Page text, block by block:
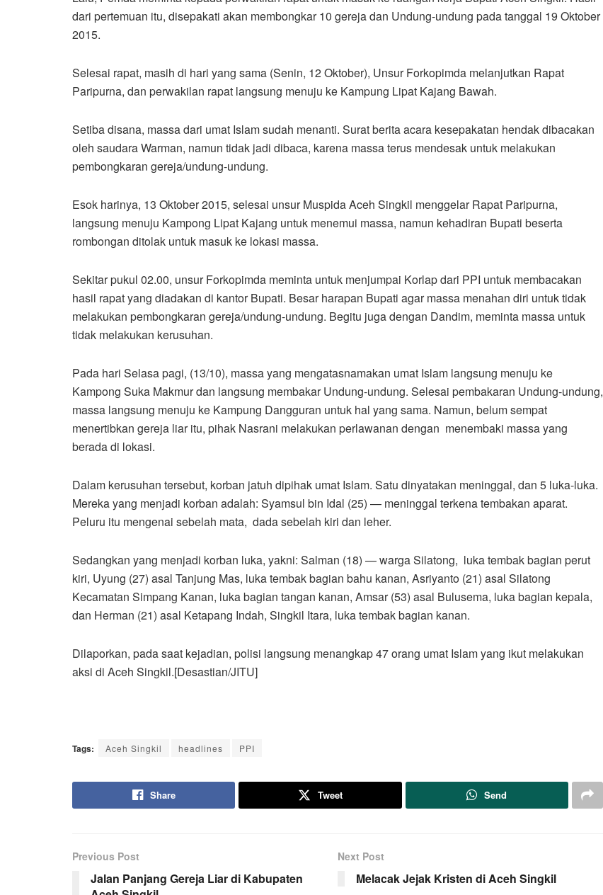
dari pertemuan itu, disepakati akan membongkar 10 gereja dan Undung-undung pada tanggal 19 Oktober
2015.
Selesai rapat, masih di hari yang sama (Senin, 12 Oktober), Unsur Forkopimda melanjutkan Rapat
Paripurna, dan perwakilan rapat langsung menuju ke Kampung Lipat Kajang Bawah.
Setiba disana, massa dari umat Islam sudah menanti. Surat berita acara kesepakatan hendak dibacakan
oleh saudara Warman, namun tidak jadi dibaca, karena massa terus mendesak untuk melakukan
pembongkaran gereja/undung-undung.
Esok harinya, 13 Oktober 2015, selesai unsur Muspida Aceh Singkil menggelar Rapat Paripurna,
langsung menuju Kampong Lipat Kajang untuk menemui massa, namun kehadiran Bupati beserta
rombongan ditolak untuk masuk ke lokasi massa.
Sekitar pukul 02.00, unsur Forkopimda meminta untuk menjumpai Korlap dari PPI untuk membacakan
hasil rapat yang diadakan di kantor Bupati. Besar harapan Bupati agar massa menahan diri untuk tidak
melakukan pembongkaran gereja/undung-undung. Begitu juga dengan Dandim, meminta massa untuk
tidak melakukan kerusuhan.
Pada hari Selasa pagi, (13/10), massa yang mengatasnamakan umat Islam langsung menuju ke
Kampong Suka Makmur dan langsung membakar Undung-undung. Selesai pembakaran Undung-undung,
massa langsung menuju ke Kampung Dangguran untuk hal yang sama. Namun, belum sempat
menertibkan gereja liar itu, pihak Nasrani melakukan perlawanan dengan menembaki massa yang
berada di lokasi.
Dalam kerusuhan tersebut, korban jatuh dipihak umat Islam. Satu dinyatakan meninggal, dan 5 luka-luka.
Mereka yang menjadi korban adalah: Syamsul bin Idal (25) — meninggal terkena tembakan aparat.
Peluru itu mengenai sebelah mata, dada sebelah kiri dan leher.
Sedangkan yang menjadi korban luka, yakni: Salman (18) — warga Silatong, luka tembak bagian perut
kiri, Uyung (27) asal Tanjung Mas, luka tembak bagian bahu kanan, Asriyanto (21) asal Silatong
Kecamatan Simpang Kanan, luka bagian tangan kanan, Amsar (53) asal Bulusema, luka bagian kepala,
dan Herman (21) asal Ketapang Indah, Singkil Itara, luka tembak bagian kanan.
Dilaporkan, pada saat kejadian, polisi langsung menangkap 47 orang umat Islam yang ikut melakukan
aksi di Aceh Singkil.[Desastian/JITU]
Tags: Aceh Singkil headlines PPI
Share Tweet Send
Previous Post
Jalan Panjang Gereja Liar di Kabupaten
Next Post
Melacak Jejak Kristen di Aceh Singkil